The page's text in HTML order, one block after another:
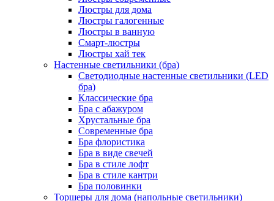
Люстры для дома
Люстры галогенные
Люстры в ванную
Смарт-люстры
Люстры хай тек
Настенные светильники (бра)
Светодиодные настенные светильники (LED
бра)
Классические бра
Бра с абажуром
Хрустальные бра
Современные бра
Бра флористика
Бра в виде свечей
Бра в стиле лофт
Бра в стиле кантри
Бра половинки
Торшеры для дома (напольные светильники)